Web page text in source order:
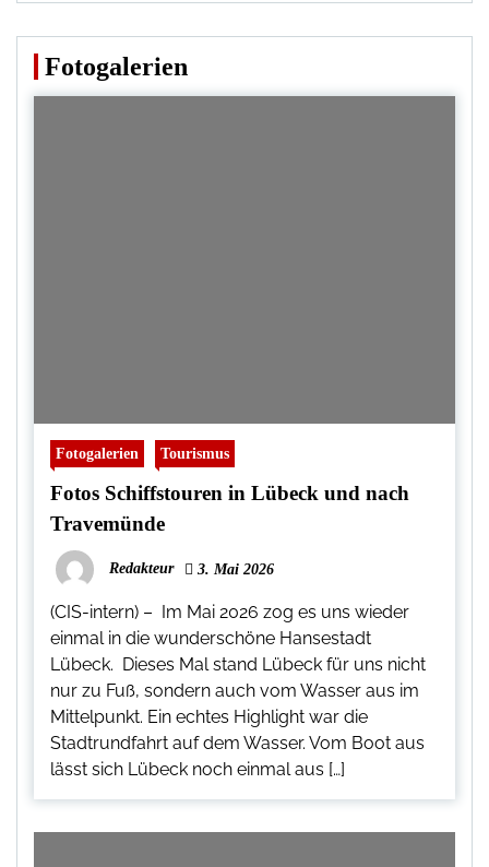
Fotogalerien
Fotogalerien Tourismus
Fotos Schiffstouren in Lübeck und nach
Travemünde
Redakteur 3. Mai 2026
(CIS-intern) – Im Mai 2026 zog es uns wieder
einmal in die wunderschöne Hansestadt
Lübeck. Dieses Mal stand Lübeck für uns nicht
nur zu Fuß, sondern auch vom Wasser aus im
Mittelpunkt. Ein echtes Highlight war die
Stadtrundfahrt auf dem Wasser. Vom Boot aus
lässt sich Lübeck noch einmal aus […]